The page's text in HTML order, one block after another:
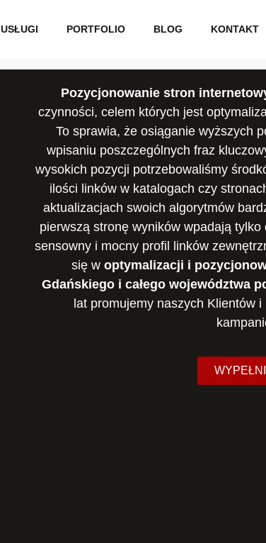
USŁUGI PORTFOLIO BLOG KONTAKT
Pozycjonowanie stron
czynności, celem których jest
To sprawia, że osiąganie wyższych
wpisaniu poszczególnych fraz
wysokich pozycji potrzebowaliśmy
ilości linków w katalogach czy
aktualizacjach swoich algorytmów
pierwszą stronę wyników wpadają
sensowny i mocny profil linków
się w optymalizacji i
Gdańskiego i całego województwa
lat promujemy naszych Klientów